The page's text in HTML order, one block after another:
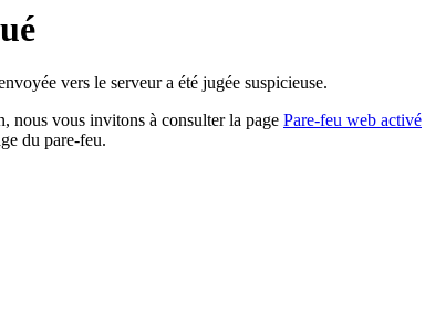
vers le serveur a été jugée suspicieuse.
nous vous invitons à consulter la page Pare-feu web activé
du pare-feu.